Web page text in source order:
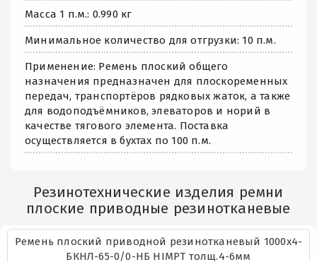
Масса 1 п.м.: 0.990 кг
Минимальное количество для отгрузки: 10 п.м.
Применение: Ремень плоский общего
назначения предназначен для плоскоременных
передач, транспортёров рядковых жаток, а также
для водоподъёмников, элеваторов и норий в
качестве тягового элемента. Поставка
осуществляется в бухтах по 100 п.м.
Резинотехнические изделия ремни
плоские приводные резинотканевые
Ремень плоский приводной резинотканевый 1000х4-
БКНЛ-65-0/0-НБ HIMPT толщ.4-6мм